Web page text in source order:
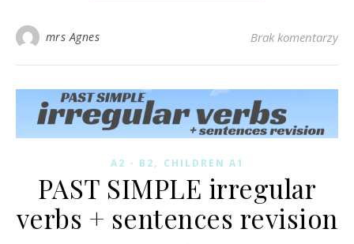
mrs Agnes Brak komentarzy
A2 - B2, CHILDREN A1
PAST SIMPLE irregular
verbs + sentences revision